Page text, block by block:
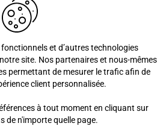
BAROODER
25,00 €
Ajouter au panier
et d’autres technologies
site. Nos partenaires et nous-mêmes
permettant de mesurer le trafic afin de
client personnalisée.
à tout moment en cliquant sur
de n'importe quelle page.